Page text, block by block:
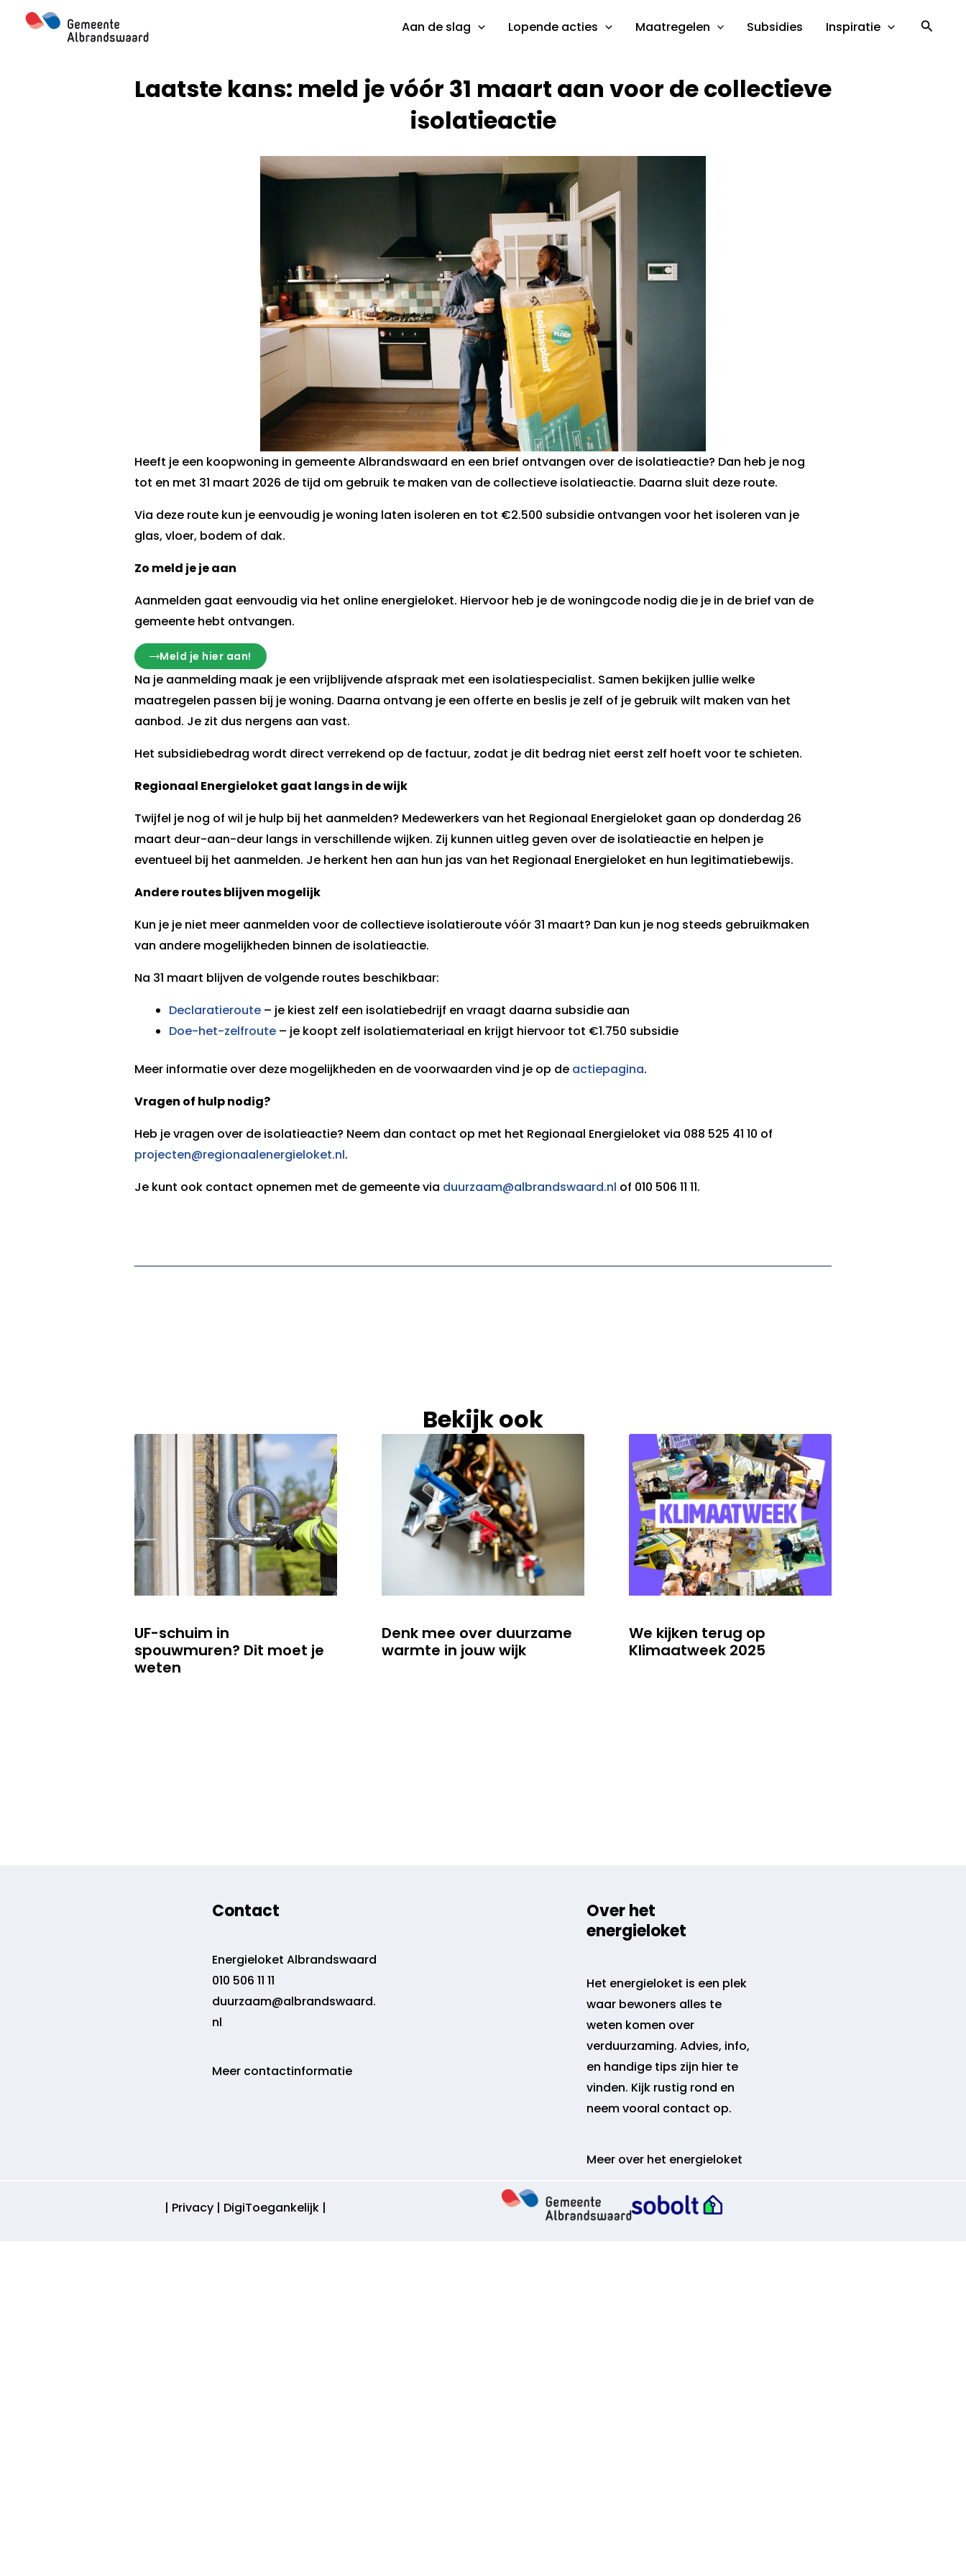
Aan de slag Lopende acties Maatregelen Subsidies Inspiratie Zoeken
Laatste kans: meld je vóór 31 maart aan voor de collectieve
isolatieactie
Heeft je een koopwoning in gemeente Albrandswaard en een brief ontvangen over de isolatieactie? Dan heb je nog
tot en met 31 maart 2026 de tijd om gebruik te maken van de collectieve isolatieactie. Daarna sluit deze route.
Via deze route kun je eenvoudig je woning laten isoleren en tot €2.500 subsidie ontvangen voor het isoleren van je
glas, vloer, bodem of dak.
Zo meld je je aan
Aanmelden gaat eenvoudig via het online energieloket. Hiervoor heb je de woningcode nodig die je in de brief van de
gemeente hebt ontvangen.
Meld je hier aan!
Na je aanmelding maak je een vrijblijvende afspraak met een isolatiespecialist. Samen bekijken jullie welke
maatregelen passen bij je woning. Daarna ontvang je een offerte en beslis je zelf of je gebruik wilt maken van het
aanbod. Je zit dus nergens aan vast.
Het subsidiebedrag wordt direct verrekend op de factuur, zodat je dit bedrag niet eerst zelf hoeft voor te schieten.
Regionaal Energieloket gaat langs in de wijk
Twijfel je nog of wil je hulp bij het aanmelden? Medewerkers van het Regionaal Energieloket gaan op donderdag 26
maart deur-aan-deur langs in verschillende wijken. Zij kunnen uitleg geven over de isolatieactie en helpen je
eventueel bij het aanmelden. Je herkent hen aan hun jas van het Regionaal Energieloket en hun legitimatiebewijs.
Andere routes blijven mogelijk
Kun je je niet meer aanmelden voor de collectieve isolatieroute vóór 31 maart? Dan kun je nog steeds gebruikmaken
van andere mogelijkheden binnen de isolatieactie.
Na 31 maart blijven de volgende routes beschikbaar:
Declaratieroute – je kiest zelf een isolatiebedrijf en vraagt daarna subsidie aan
Doe-het-zelfroute – je koopt zelf isolatiemateriaal en krijgt hiervoor tot €1.750 subsidie
Meer informatie over deze mogelijkheden en de voorwaarden vind je op de actiepagina.
Vragen of hulp nodig?
Heb je vragen over de isolatieactie? Neem dan contact op met het Regionaal Energieloket via 088 525 41 10 of
projecten@regionaalenergieloket.nl.
Je kunt ook contact opnemen met de gemeente via duurzaam@albrandswaard.nl of 010 506 11 11.
Bekijk ook
UF-schuim in
spouwmuren? Dit moet je
weten
Denk mee over duurzame
warmte in jouw wijk
We kijken terug op
Klimaatweek 2025
Contact
Energieloket Albrandswaard
010 506 11 11
duurzaam@albrandswaard.
nl
Meer contactinformatie
Over het
energieloket
Het energieloket is een plek
waar bewoners alles te
weten komen over
verduurzaming. Advies, info,
en handige tips zijn hier te
vinden. Kijk rustig rond en
neem vooral contact op.
Meer over het energieloket
| Privacy| DigiToegankelijk|